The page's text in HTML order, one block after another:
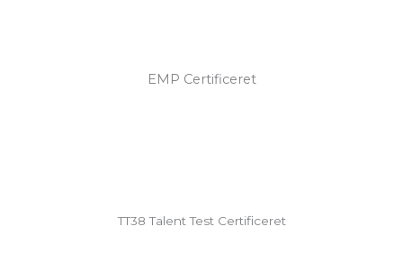
EMP Certificeret
TT38 Talent Test Certificeret